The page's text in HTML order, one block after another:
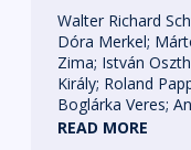
Walter Richard
Dóra Merkel
Zima István
Király Roland
Boglárka Veres
READ MORE